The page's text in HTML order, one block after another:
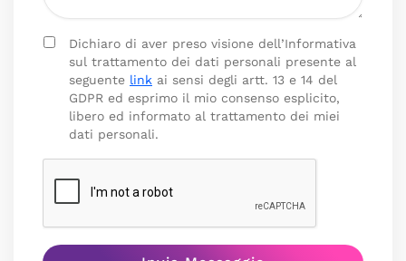
Dichiaro di aver preso visione dell’Informativa
sul trattamento dei dati personali presente al
seguente link ai sensi degli artt. 13 e 14 del
GDPR ed esprimo il mio consenso esplicito,
libero ed informato al trattamento dei miei
dati personali.